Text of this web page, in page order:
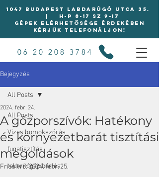
1047 BUDAPEST LABDARÚGÓ UTCA 35.
| H-P 8-17 Sz 9-17
Gépek elérhetősége érdekében
kérjük telefonáljon!
06 20 208 3784
Bejegyzés
All Posts
Vizes homokszórás
fugatisztítás
takarítógép bérlés
All Posts
A gőzporszívók: Hatékony
és környezetbarát tisztítási
megoldások
2024. febr. 24.
Frissítve:2024. febr. 25.